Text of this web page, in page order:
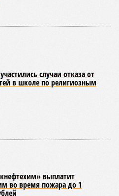
улитки вызывают живой
«Сделано в России»
и
что занять даже
на китайском рынке
ценовой
улиток в Китай,
40 процентов импорта,
демпинговой цене в чуть
в то время как
улиток изначально высока.
лидеров по
улиток, а крупный
обеспечивает 70 процентов